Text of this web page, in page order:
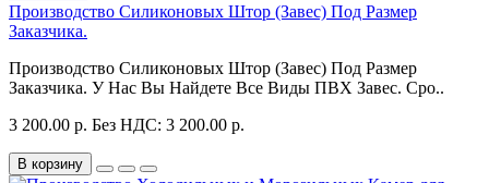
Производство Силиконовых Штор (Завес) Под Размер
Заказчика.
Производство Силиконовых Штор (Завес) Под Размер
Заказчика. У Нас Вы Найдете Все Виды ПВХ Завес. Сро..
3 200.00 р. Без НДС: 3 200.00 р.
В корзину